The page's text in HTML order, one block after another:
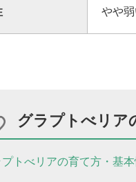
やや弱
グラプトべリア
プトべリアの育て方・基